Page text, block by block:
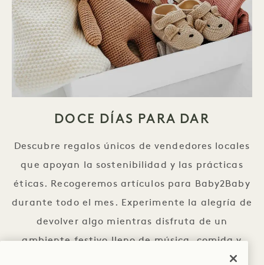
DOCE DÍAS PARA DAR
Descubre regalos únicos de vendedores locales
que apoyan la sostenibilidad y las prácticas
éticas. Recogeremos artículos para Baby2Baby
durante todo el mes. Experimente la alegría de
devolver algo mientras disfruta de un
ambiente festivo lleno de música, comida y
espíritu comunitario. Tanto si quiere comprar